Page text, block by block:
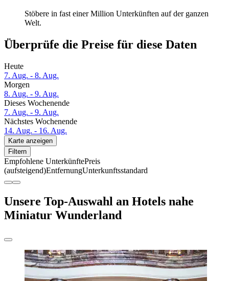
Stöbere in fast einer Million Unterkünften auf der ganzen
Welt.
Überprüfe die Preise für diese Daten
Heute
7. Aug. - 8. Aug.
Morgen
8. Aug. - 9. Aug.
Dieses Wochenende
7. Aug. - 9. Aug.
Nächstes Wochenende
14. Aug. - 16. Aug.
Karte anzeigen
Filtern
Empfohlene UnterkünftePreis
(aufsteigend)EntfernungUnterkunftsstandard
Unsere Top-Auswahl an Hotels nahe
Miniatur Wunderland